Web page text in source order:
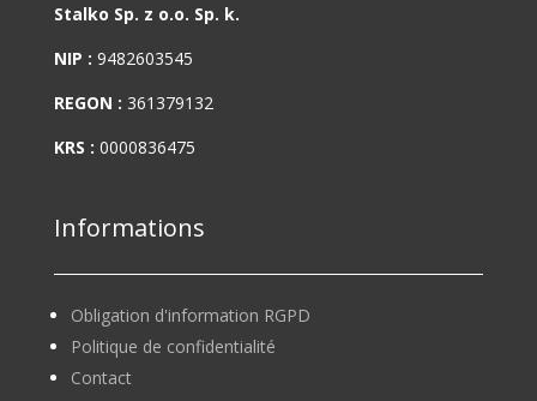
Stalko Sp. z o.o. Sp. k.
NIP : 9482603545
REGON : 361379132
KRS : 0000836475
Informations
Obligation d'information RGPD
Politique de confidentialité
Contact